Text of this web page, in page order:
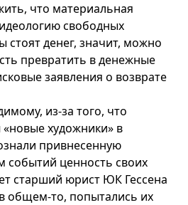
что материальная
свободных
стоят денег, значит, можно
превратить в денежные
заявления о возврате
из-за того, что
художники» в
привнесенную
событий ценность своих
старший юрист ЮК Гессена
общем-то, попытались их